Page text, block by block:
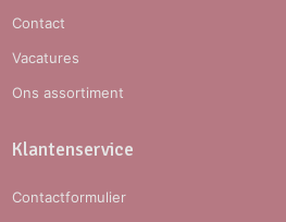
Contact
Vacatures
Ons assortiment
Klantenservice
Contactformulier